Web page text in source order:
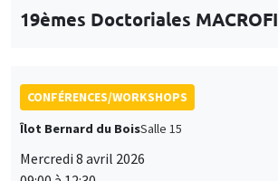
19èmes Doctoriales MACROFI
CONFÉRENCES/WORKSHOPS
Îlot Bernard du BoisSalle 15
Mercredi 8 avril 2026